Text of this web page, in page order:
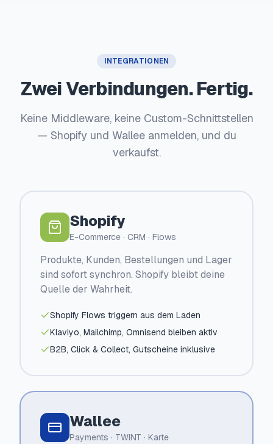
INTEGRATIONEN
Zwei Verbindungen. Fertig.
Keine Middleware, keine Custom-Schnittstellen
— Shopify und Wallee anmelden, und du
verkaufst.
Shopify
E-Commerce · CRM · Flows
Produkte, Kunden, Bestellungen und Lager
sind sofort synchron. Shopify bleibt deine
Quelle der Wahrheit.
Shopify Flows triggern aus dem Laden
Klaviyo, Mailchimp, Omnisend bleiben aktiv
B2B, Click & Collect, Gutscheine inklusive
Wallee
Payments · TWINT · Karte